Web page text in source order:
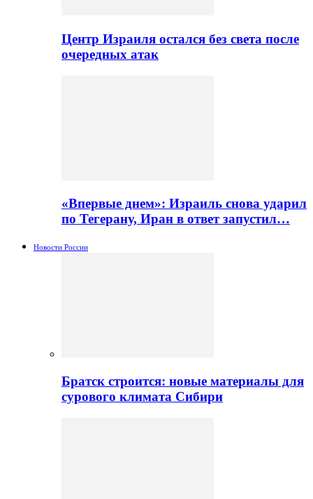
Центр Израиля остался без света после
очередных атак
«Впервые днем»: Израиль снова ударил
по Тегерану, Иран в ответ запустил…
Новости России
Братск строится: новые материалы для
сурового климата Сибири